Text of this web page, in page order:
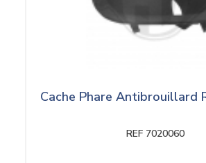
Cache Phare Antibrouillard
REF 7020060